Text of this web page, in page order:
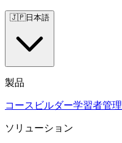
🇯🇵日本語
製品
コースビルダー学習者管理
ソリューション